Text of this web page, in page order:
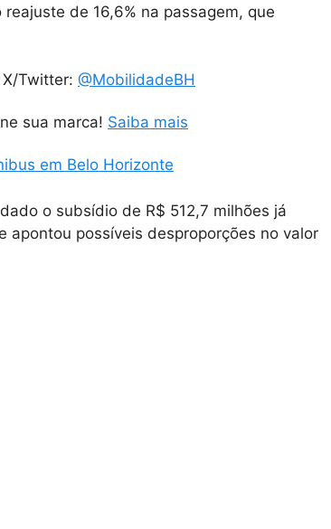
de 16,6% na passagem, que
Twitter: @MobilidadeBH
sua marca! Saiba mais
em Belo Horizonte
o subsídio de R$ 512,7 milhões já
apontou possíveis desproporções no valor